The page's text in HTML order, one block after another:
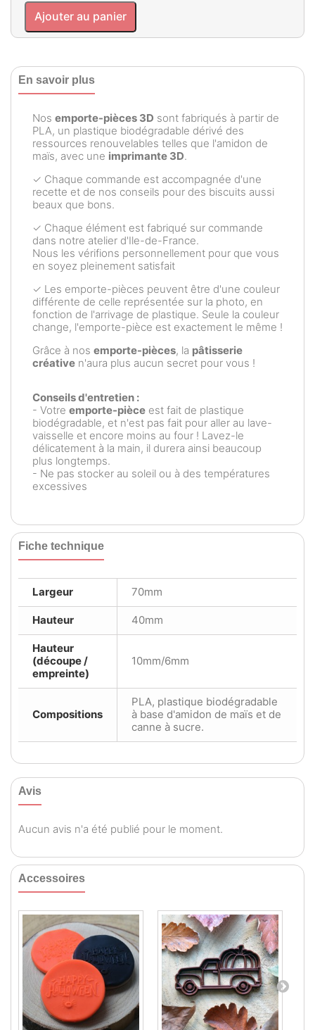
Ajouter au panier
En savoir plus
Nos emporte-pièces 3D sont fabriqués à partir de
PLA, un plastique biodégradable dérivé des
ressources renouvelables telles que l'amidon de
maïs, avec une imprimante 3D.
✓ Chaque commande est accompagnée d'une
recette et de nos conseils pour des biscuits aussi
beaux que bons.
✓ Chaque élément est fabriqué sur commande
dans notre atelier d'Ile-de-France.
Nous les vérifions personnellement pour que vous
en soyez pleinement satisfait
✓ Les emporte-pièces peuvent être d'une couleur
différente de celle représentée sur la photo, en
fonction de l'arrivage de plastique. Seule la couleur
change, l'emporte-pièce est exactement le même !
Grâce à nos emporte-pièces, la pâtisserie
créative n'aura plus aucun secret pour vous !
Conseils d'entretien :
- Votre emporte-pièce est fait de plastique
biodégradable, et n'est pas fait pour aller au lave-
vaisselle et encore moins au four ! Lavez-le
délicatement à la main, il durera ainsi beaucoup
plus longtemps.
- Ne pas stocker au soleil ou à des températures
excessives
Fiche technique
Largeur 70mm
Hauteur 40mm
Hauteur
(découpe /
empreinte)
10mm/6mm
Compositions
PLA, plastique biodégradable
à base d'amidon de maïs et de
canne à sucre.
Avis
Aucun avis n'a été publié pour le moment.
Accessoires